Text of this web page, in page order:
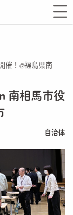
催！@福島県南
南相馬市役
自治体